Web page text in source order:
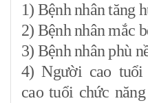
1) Bệnh nhân tăng
2) Bệnh nhân mắc
3) Bệnh nhân phù
4) Người cao tuổi
cao tuổi chức